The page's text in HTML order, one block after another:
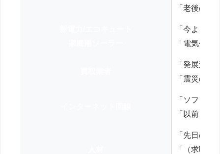
「老後の
「今より
「電気代を
「発展途
「震災の
「ソフト
「以前、
「先日の
「（求職